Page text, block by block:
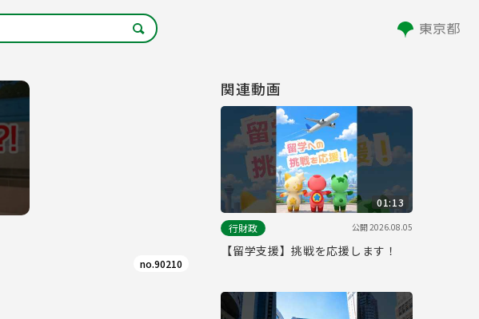
no.90210
関連動画
01:13
行財政
公開2026.08.05
【留学支援】挑戦を応援します！